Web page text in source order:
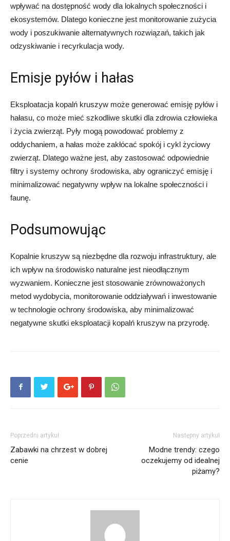
wpływać na dostępność wody dla lokalnych społeczności i
ekosystemów. Dlatego konieczne jest monitorowanie zużycia
wody i poszukiwanie alternatywnych rozwiązań, takich jak
odzyskiwanie i recyrkulacja wody.
Emisje pyłów i hałas
Eksploatacja kopalń kruszyw może generować emisję pyłów i
hałasu, co może mieć szkodliwe skutki dla zdrowia człowieka
i życia zwierząt. Pyły mogą powodować problemy z
oddychaniem, a hałas może zakłócać spokój i cykl życiowy
zwierząt. Dlatego ważne jest, aby zastosować odpowiednie
filtry i systemy ochrony środowiska, aby ograniczyć emisję i
minimalizować negatywny wpływ na lokalne społeczności i
faunę.
Podsumowując
Kopalnie kruszyw są niezbędne dla rozwoju infrastruktury, ale
ich wpływ na środowisko naturalne jest nieodłącznym
wyzwaniem. Konieczne jest stosowanie zrównoważonych
metod wydobycia, monitorowanie oddziaływań i inwestowanie
w technologie ochrony środowiska, aby minimalizować
negatywne skutki eksploatacji kopalń kruszyw na przyrodę.
Poprzedni artykuł
Zabawki na chrzest w dobrej
cenie
Następny artykuł
Modne trendy: czego
oczekujemy od idealnej
piżamy?